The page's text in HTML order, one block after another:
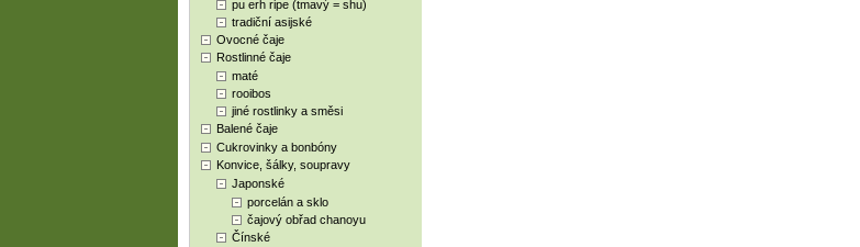
pu erh ripe (tmavý = shu)
tradiční asijské
Ovocné čaje
Rostlinné čaje
maté
rooibos
jiné rostlinky a směsi
Balené čaje
Cukrovinky a bonbóny
Konvice, šálky, soupravy
Japonské
porcelán a sklo
čajový obřad chanoyu
Čínské